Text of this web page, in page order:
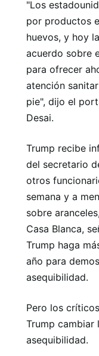
"Los
por productos
huevos, y hoy
acuerdo sobre
para ofrecer
atención
pie", dijo el
Desai.
Trump recibe
del secretario
otros
semana y a
sobre
Casa Blanca,
Trump haga
año para
asequibilidad.
Pero los
Trump cambiar
asequibilidad.